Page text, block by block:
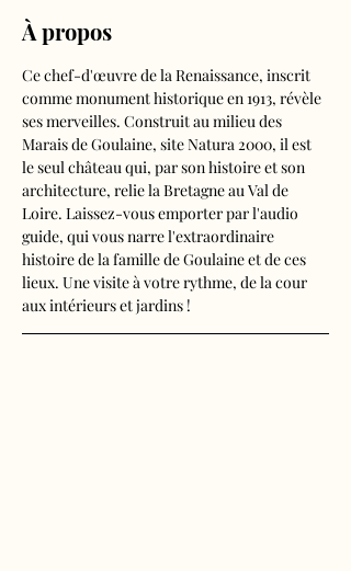
À propos
Ce chef-d'œuvre de la Renaissance, inscrit
comme monument historique en 1913, révèle
ses merveilles. Construit au milieu des
Marais de Goulaine, site Natura 2000, il est
le seul château qui, par son histoire et son
architecture, relie la Bretagne au Val de
Loire. Laissez-vous emporter par l'audio
guide, qui vous narre l'extraordinaire
histoire de la famille de Goulaine et de ces
lieux. Une visite à votre rythme, de la cour
aux intérieurs et jardins !